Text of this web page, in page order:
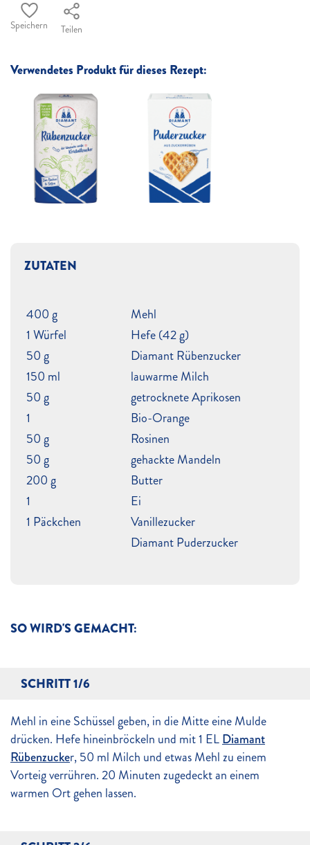
Speichern Teilen
Verwendetes Produkt für dieses Rezept:
SO WIRD'S GEMACHT:
SCHRITT 1/6
Mehl in eine Schüssel geben, in die Mitte eine Mulde
drücken. Hefe hineinbröckeln und mit 1 ELDiamant
Rübenzucker, 50 ml Milch und etwas Mehl zu einem
Vorteig verrühren. 20 Minuten zugedeckt an einem
warmen Ort gehen lassen.
ZUTATEN
400 g
Mehl
1 Würfel
Hefe (42 g)
50 g
Diamant Rübenzucker
150 ml
lauwarme Milch
50 g
getrocknete Aprikosen
1
Bio-Orange
50 g
Rosinen
50 g
gehackte Mandeln
200 g
Butter
1
Ei
1 Päckchen
Vanillezucker
Diamant Puderzucker